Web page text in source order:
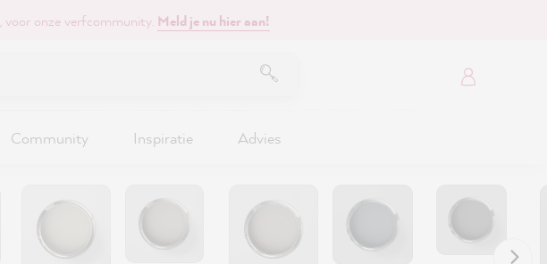
, voor onze verfcommunity. Meld je nu hier aan!
Community Inspiratie Advies